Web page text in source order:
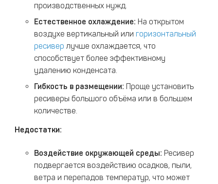
производственных нужд.​
Естественное охлаждение: На открытом
воздухе вертикальный или горизонтальный
ресивер лучше охлаждается, что
способствует более эффективному
удалению конденсата.​
Гибкость в размещении: Проще установить
ресиверы большого объёма или в большем
количестве.​
Недостатки:
Воздействие окружающей среды: Ресивер
подвергается воздействию осадков, пыли,
ветра и перепадов температур, что может